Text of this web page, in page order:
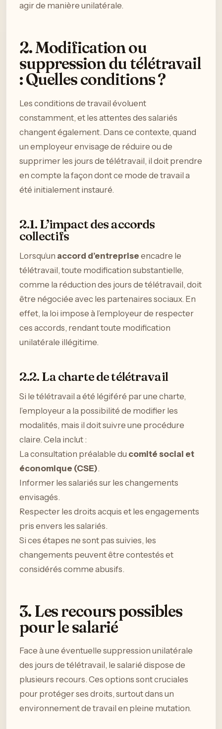
agir de manière unilatérale.
2. Modification ou
suppression du télétravail
: Quelles conditions ?
Les conditions de travail évoluent
constamment, et les attentes des salariés
changent également. Dans ce contexte, quand
un employeur envisage de réduire ou de
supprimer les jours de télétravail, il doit prendre
en compte la façon dont ce mode de travail a
été initialement instauré.
2.1. L’impact des accords
collectifs
Lorsqu’un accord d’entreprise encadre le
télétravail, toute modification substantielle,
comme la réduction des jours de télétravail, doit
être négociée avec les partenaires sociaux. En
effet, la loi impose à l’employeur de respecter
ces accords, rendant toute modification
unilatérale illégitime.
2.2. La charte de télétravail
Si le télétravail a été légiféré par une charte,
l’employeur a la possibilité de modifier les
modalités, mais il doit suivre une procédure
claire. Cela inclut :
La consultation préalable du comité social et
économique (CSE).
Informer les salariés sur les changements
envisagés.
Respecter les droits acquis et les engagements
pris envers les salariés.
Si ces étapes ne sont pas suivies, les
changements peuvent être contestés et
considérés comme abusifs.
3. Les recours possibles
pour le salarié
Face à une éventuelle suppression unilatérale
des jours de télétravail, le salarié dispose de
plusieurs recours. Ces options sont cruciales
pour protéger ses droits, surtout dans un
environnement de travail en pleine mutation.